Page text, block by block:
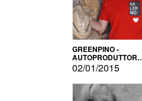
GREENPINO -
AUTOPRODUTTORE
PER AMORE
02/01/2015